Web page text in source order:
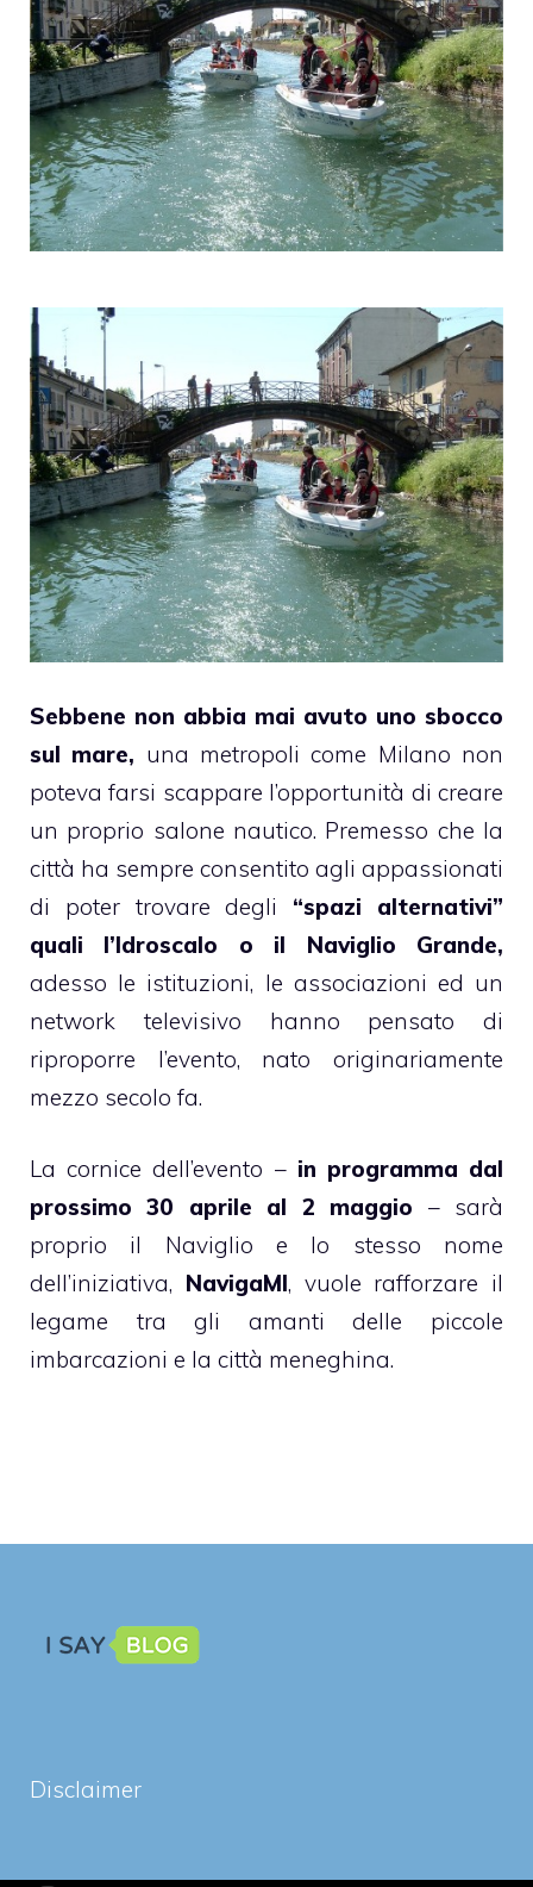
Sebbene non abbia mai avuto uno sbocco
sul mare, una metropoli come Milano non
poteva farsi scappare l’opportunità di creare
un proprio salone nautico. Premesso che la
città ha sempre consentito agli appassionati
di poter trovare degli “spazi alternativi”
quali l’Idroscalo o il Naviglio Grande,
adesso le istituzioni, le associazioni ed un
network televisivo hanno pensato di
riproporre l’evento, nato originariamente
mezzo secolo fa.
La cornice dell’evento –in programma dal
prossimo 30 aprile al 2 maggio – sarà
proprio il Naviglio e lo stesso nome
dell’iniziativa, NavigaMI, vuole rafforzare il
legame tra gli amanti delle piccole
imbarcazioni e la città meneghina.
Disclaimer